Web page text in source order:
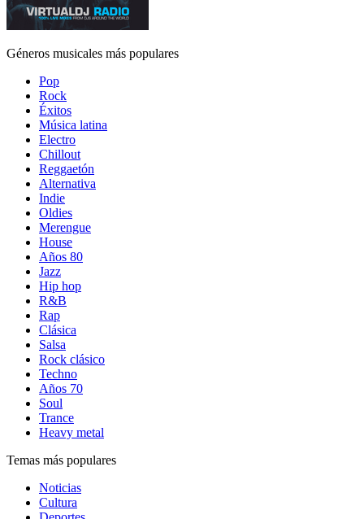
Géneros musicales más populares
Pop
Rock
Éxitos
Música latina
Electro
Chillout
Reggaetón
Alternativa
Indie
Oldies
Merengue
House
Años 80
Jazz
Hip hop
R&B
Rap
Clásica
Salsa
Rock clásico
Techno
Años 70
Soul
Trance
Heavy metal
Temas más populares
Noticias
Cultura